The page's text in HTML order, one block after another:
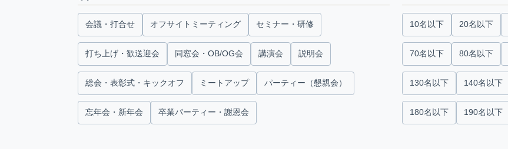
会議・打合せ オフサイトミーティング セミナー・研修
打ち上げ・歓送迎会 同窓会・OB/OG会 講演会 説明会
総会・表彰式・キックオフ ミートアップ パーティー（懇親会）
忘年会・新年会 卒業パーティー・謝恩会
10名以下 20名以下
70名以下 80名以下
130名以下 140名以下
180名以下 190名以下